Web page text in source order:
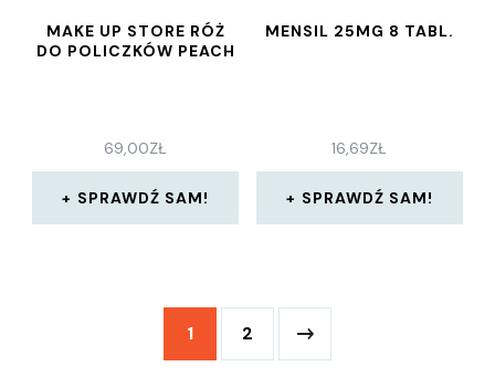
MAKE UP STORE RÓŻ
DO POLICZKÓW PEACH
69,00ZŁ
SPRAWDŹ SAM!
MENSIL 25MG 8 TABL.
16,69ZŁ
SPRAWDŹ SAM!
1 2